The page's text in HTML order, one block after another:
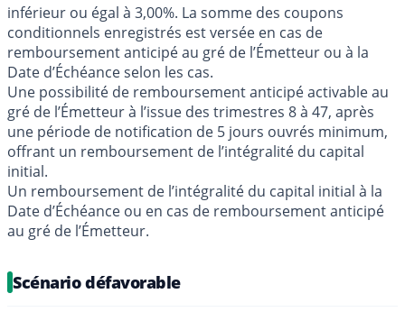
inférieur ou égal à 3,00%. La somme des coupons
conditionnels enregistrés est versée en cas de
remboursement anticipé au gré de l’Émetteur ou à la
Date d’Échéance selon les cas.
Une possibilité de remboursement anticipé activable au
gré de l’Émetteur à l’issue des trimestres 8 à 47, après
une période de notification de 5 jours ouvrés minimum,
offrant un remboursement de l’intégralité du capital
initial.
Un remboursement de l’intégralité du capital initial à la
Date d’Échéance ou en cas de remboursement anticipé
au gré de l’Émetteur.
Scénario défavorable